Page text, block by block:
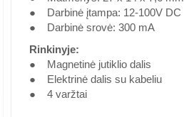
● Darbinė įtampa: 12-100V DC
● Darbinė srovė: 300 mA
Rinkinyje:
● Magnetinė jutiklio dalis
● Elektrinė dalis su kabeliu
● 4 varžtai